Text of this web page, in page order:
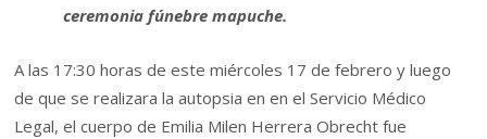
ceremonia fúnebre mapuche.
A las 17:30 horas de este miércoles 17 de febrero y luego
de que se realizara la autopsia en en el Servicio Médico
Legal, el cuerpo de Emilia Milen Herrera Obrecht fue